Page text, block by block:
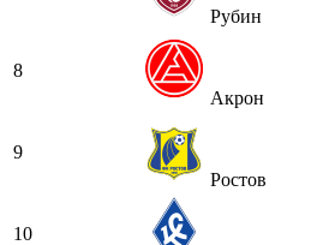
Рубин
8
Акрон
9
Ростов
10